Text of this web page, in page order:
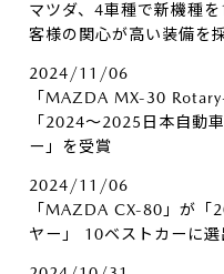
マツダ、4車種で新機種
客様の関心が高い装備を
2024/11/06
「MAZDA MX-30
「2024～2025日本自動
ー」を受賞
2024/11/06
「MAZDA CX-80」が「
ヤー」 10ベストカーに選